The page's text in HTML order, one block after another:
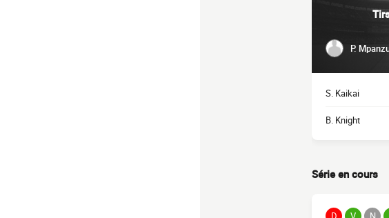
P.
S. Kaikai
B. Knight
Série en cours